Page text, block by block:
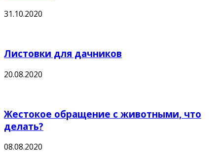
31.10.2020
Листовки для дачников
20.08.2020
Жестокое обращение с животными, что
делать?
08.08.2020